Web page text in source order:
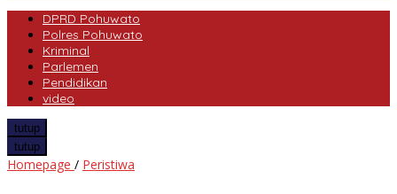
DPRD Pohuwato
Polres Pohuwato
Kriminal
Parlemen
Pendidikan
video
tutup
tutup
Homepage / Peristiwa